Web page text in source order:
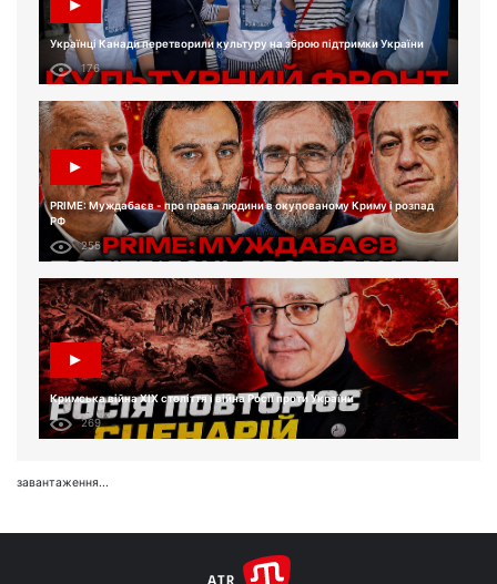
Українці Канади перетворили культуру на зброю підтримки України
176
PRIME: Муждабаєв - про права людини в окупованому Криму і розпад
РФ
255
Кримська війна XIX століття і війна Росії проти України
269
завантаження...